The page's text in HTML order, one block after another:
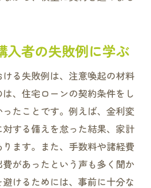
入者の失敗例に学ぶ
る失敗例は、注意喚起の材料
、住宅ローンの契約条件をし
たことです。例えば、金利変
する備えを怠った結果、家計
ます。また、手数料や諸経費
があったという声も多く聞か
けるためには、事前に十分な